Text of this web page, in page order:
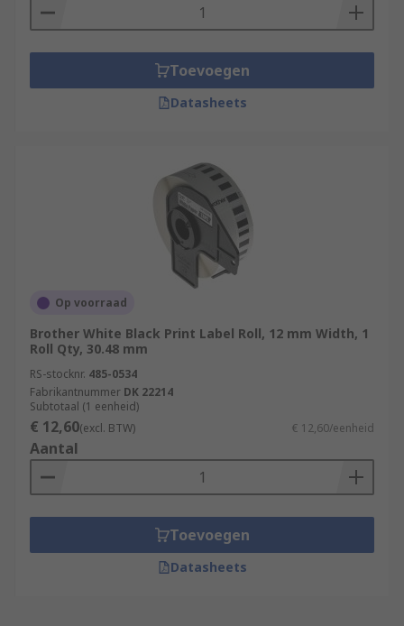
Toevoegen
Datasheets
Op voorraad
Brother White Black Print Label Roll, 12 mm Width, 1
Roll Qty, 30.48 mm
RS-stocknr. 485-0534
Fabrikantnummer DK 22214
Subtotaal (1 eenheid)
€ 12,60(excl. BTW) € 12,60/eenheid
Aantal
Toevoegen
Datasheets